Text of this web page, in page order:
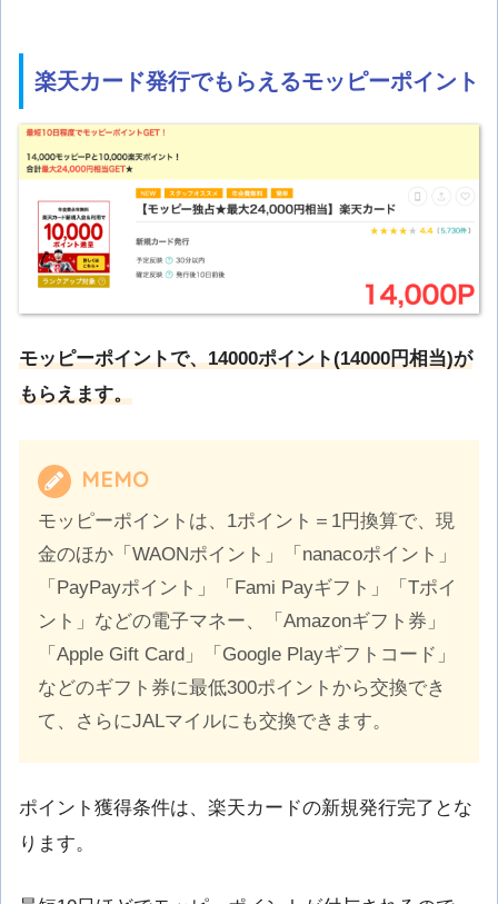
楽天カード発行でもらえるモッピーポイント
モッピーポイントで、14000ポイント(14000円相当)が
もらえます。
MEMO
モッピーポイントは、1ポイント＝1円換算で、現
金のほか「WAONポイント」「nanacoポイント」
「PayPayポイント」「Fami Payギフト」「Tポイ
ント」などの電子マネー、「Amazonギフト券」
「Apple Gift Card」「Google Playギフトコード」
などのギフト券に最低300ポイントから交換でき
て、さらにJALマイルにも交換できます。
ポイント獲得条件は、楽天カードの新規発行完了とな
ります。